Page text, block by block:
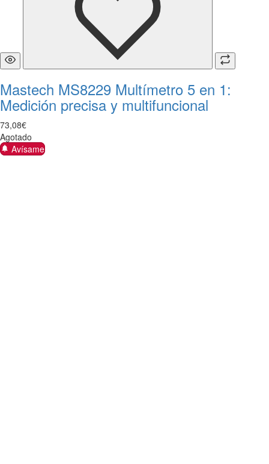
Mastech MS8229 Multímetro 5 en 1:
Medición precisa y multifuncional
73,08€
Agotado
Avísame